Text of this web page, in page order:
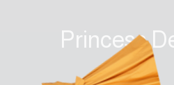
Princess